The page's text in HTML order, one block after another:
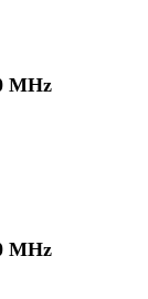
MHz
MHz